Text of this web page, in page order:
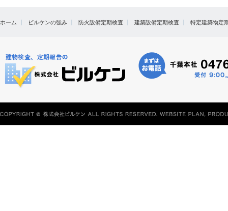
ホーム ビルケンの強み 防火設備定期検査 建築設備定期検査 特定建築物定